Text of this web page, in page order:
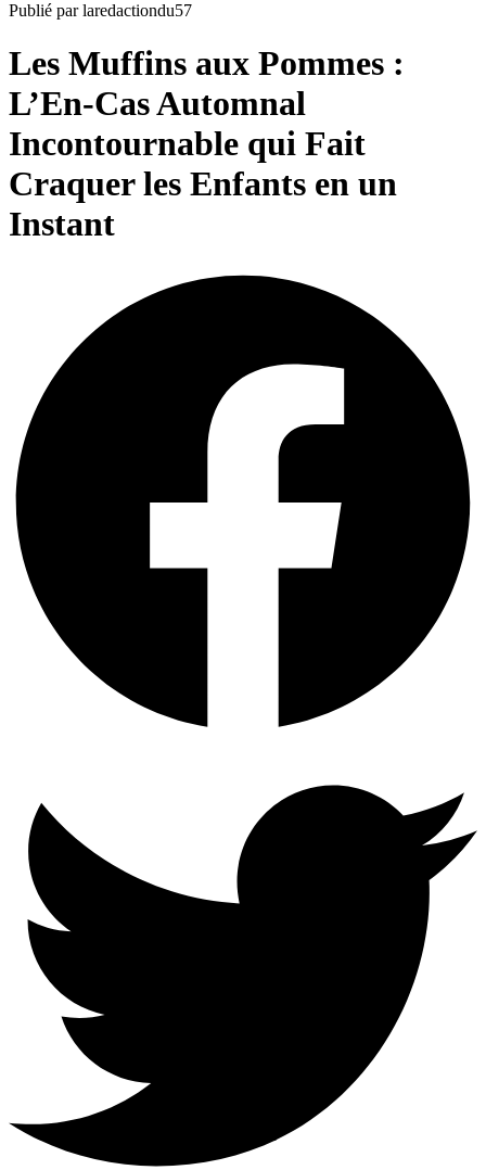
Publié par laredactiondu57
Les Muffins aux Pommes :
L’En-Cas Automnal
Incontournable qui Fait
Craquer les Enfants en un
Instant